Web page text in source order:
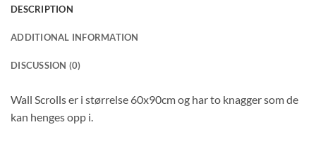
DESCRIPTION
ADDITIONAL INFORMATION
DISCUSSION (0)
Wall Scrolls er i størrelse 60x90cm og har to knagger som de
kan henges opp i.